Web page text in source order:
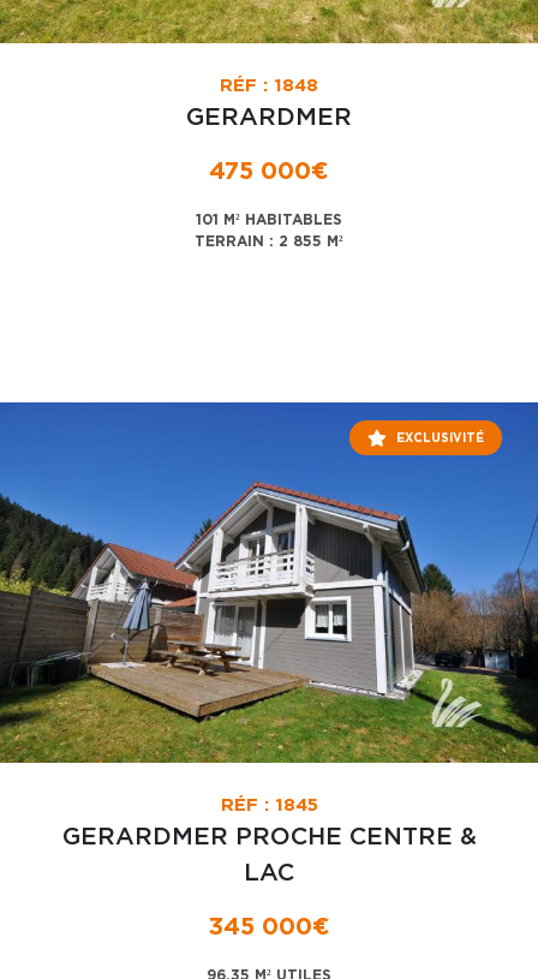
RÉF : 1848
GERARDMER
475 000€
101 M² HABITABLES
TERRAIN : 2 855 M²
EXCLUSIVITÉ
RÉF : 1845
GERARDMER PROCHE CENTRE &
LAC
345 000€
96.35 M² UTILES